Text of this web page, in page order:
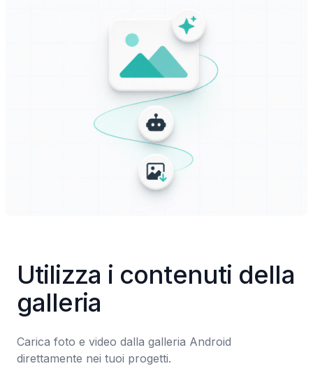
Utilizza i contenuti della
galleria
Carica foto e video dalla galleria Android
direttamente nei tuoi progetti.